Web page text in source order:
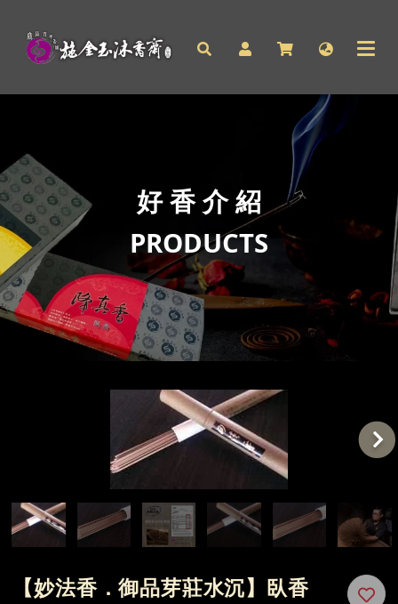
好 香 介 紹
PRODUCTS
【妙法香．御品芽莊水沉】臥香